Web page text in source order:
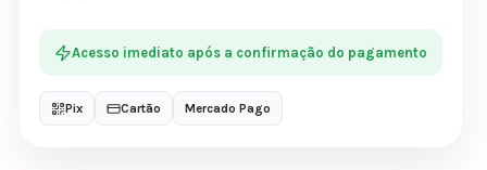
Acesso imediato após a confirmação do pagamento
Pix Cartão Mercado Pago